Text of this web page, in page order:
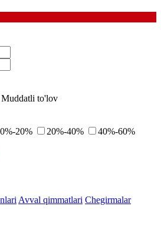
Muddatli to'lov
0%-20% 20%-40%
40%-60%
Avval qimmatlari Chegirmalar